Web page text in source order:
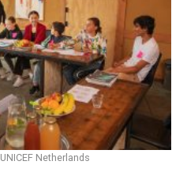
Netherlands